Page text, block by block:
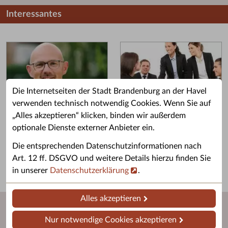
Die Internetseiten der Stadt Brandenburg an der Havel
verwenden technisch notwendig Cookies. Wenn Sie auf
„Alles akzeptieren“ klicken, binden wir außerdem
optionale Dienste externer Anbieter ein.
Die entsprechenden Datenschutzinformationen nach
Art. 12 ff. DSGVO und weitere Details hierzu finden Sie
in unserer Datenschutzerklärung .
Alles akzeptieren
Nur notwendige Cookies akzeptieren
Interessantes
Grußwort des OB